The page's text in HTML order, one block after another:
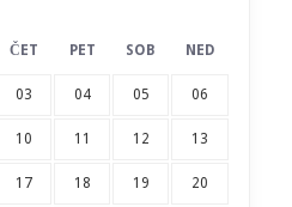
ČET PET SOB NED
03 04 05 06
10 11 12 13
17 18 19 20